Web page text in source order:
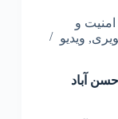
و
, ویدیو
آباد